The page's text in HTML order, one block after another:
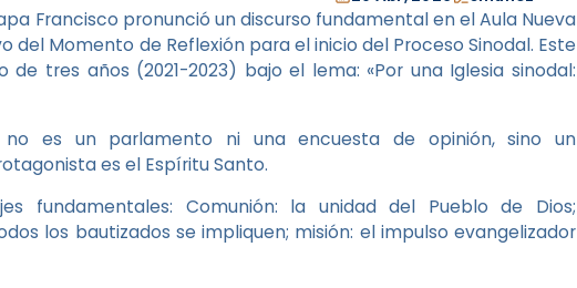
Francisco pronunció un discurso fundamental en el Aula Nueva
del Momento de Reflexión para el inicio del Proceso Sinodal. Este
tres años (2021-2023) bajo el lema: «Por una Iglesia sinodal:
es un parlamento ni una encuesta de opinión, sino un
es el Espíritu Santo.
fundamentales: Comunión: la unidad del Pueblo de Dios;
los bautizados se impliquen; misión: el impulso evangelizador